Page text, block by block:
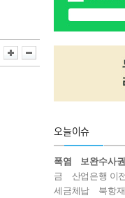
오늘이슈
폭염 보완수사권
금
산업은행 이전
세금체납
북항